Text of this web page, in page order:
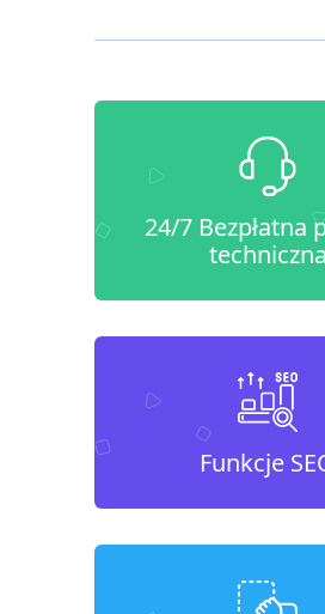
24/7 Bezpłatna
techniczna
Funkcje